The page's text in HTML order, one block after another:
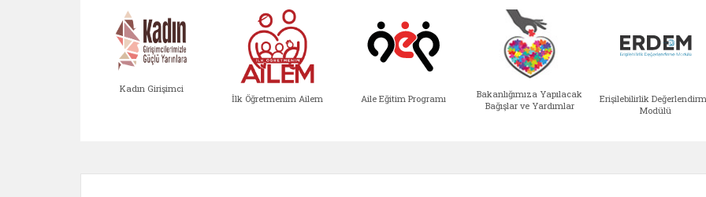
Kadın Girişimci
İlk Öğretmenim Ailem Aile Eğitim Programı
Bakanlığımıza Yapılacak
Bağışlar ve Yardımlar
Erişilebilirlik
Modülü